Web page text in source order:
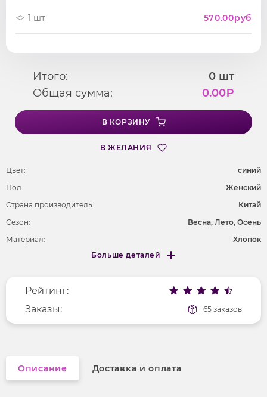
1 шт 570.00руб
Итого: 0 шт
Общая сумма:
0.00₽
В КОРЗИНУ
В ЖЕЛАНИЯ
Цвет:
cиний
Пол:
Женский
Страна производитель:
Китай
Сезон:
Весна, Лето, Осень
Материал:
Хлопок
Рисунок
без рисунка
Вырез горловины
отложной воротник
Фактура материала
гладкий
Больше деталей
Меньше деталей
Рейтинг:
Заказы:
65 заказов
Описание Доставка и оплата